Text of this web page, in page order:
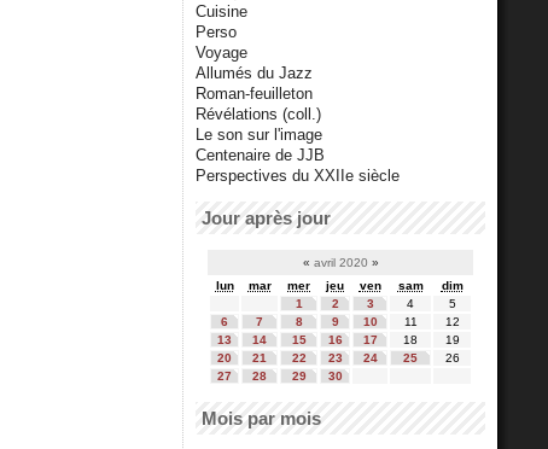
Cuisine
Perso
Voyage
Allumés du Jazz
Roman-feuilleton
Révélations (coll.)
Le son sur l'image
Centenaire de JJB
Perspectives du XXIIe siècle
Jour après jour
« avril 2020 »
lun
mar mer jeu ven sam
dim
1
2 3 4
5
6
7 8 9 10 11
12
13
14 15 16 17 18
19
20
21 22 23 24 25
26
27
28 29 30
Mois par mois